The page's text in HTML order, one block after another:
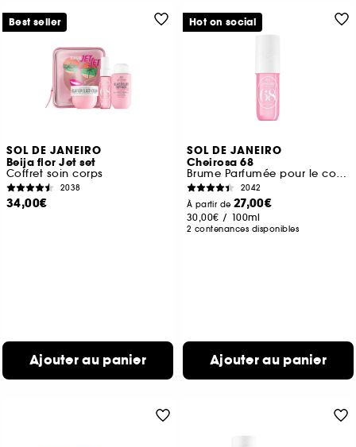
SOL DE JANEIRO
Beija flor Jet set
Coffret soin corps
2038
34,00€
Ajouter au panier
Best seller
SOL DE JANEIRO
Cheirosa 68
Brume Parfumée pour le corps et les cheveux
2042
À partir de 27,00€
30,00€ / 100ml
2 contenances disponibles
Ajouter au panier
Hot on social